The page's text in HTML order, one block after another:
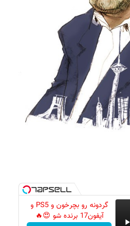
گردونه رو بچرخون و PS5 و
آیفون17 برنده شو 😍🔥